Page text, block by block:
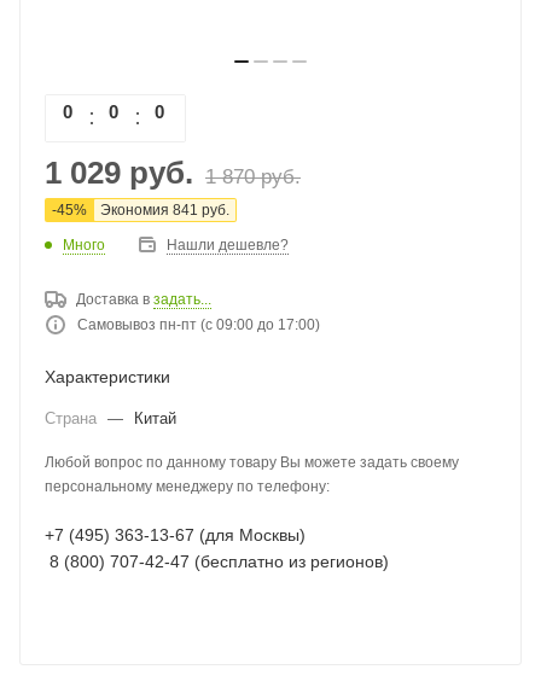
0 0 0
1 029 руб. 1 870руб.
-45% Экономия 841 руб.
Много Нашли дешевле?
Доставка в задать...
Самовывоз пн-пт (с 09:00 до 17:00)
Характеристики
Страна — Китай
Любой вопрос по данному товару Вы можете задать своему
персональному менеджеру по телефону:
+7 (495) 363-13-67 (для Москвы)
8 (800) 707-42-47 (бесплатно из регионов)